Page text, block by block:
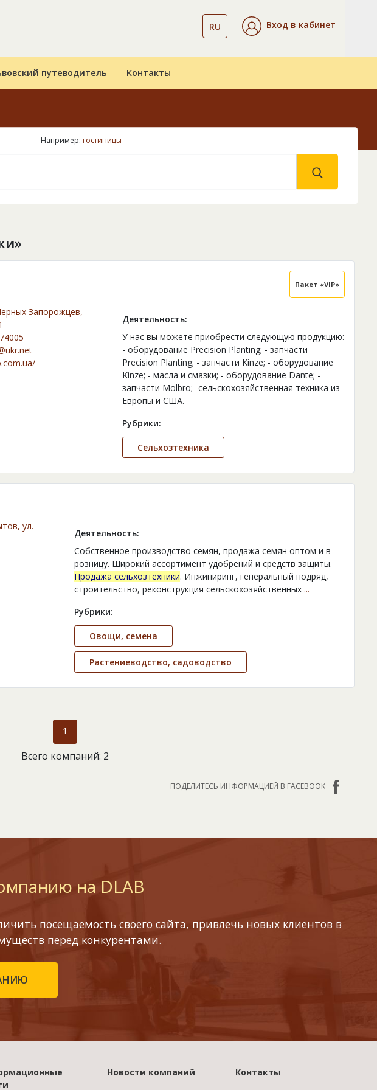
RU Вход в кабинет
путеводитель Контакты
Например: гостиницы
Пакет «VIP»
Запорожцев,
Деятельность:
У нас вы можете приобрести следующую продукцию:
- оборудование Precision Planting; - запчасти
Precision Planting; - запчасти Kinze; - оборудование
Kinze; - масла и смазки; - оборудование Dante; -
запчасти Molbro;- сельскохозяйственная техника из
Европы и США.
Рубрики:
Сельхозтехника
ул.
Деятельность:
Собственное производство семян, продажа семян оптом и в
розницу. Широкий ассортимент удобрений и средств защиты.
Продажа сельхозтехники. Инжиниринг, генеральный подряд,
строительство, реконструкция сельскохозяйственных ...
Рубрики:
Овощи, семена
Растениеводство, садоводство
1
Всего компаний: 2
ПОДЕЛИТЕСЬ ИНФОРМАЦИЕЙ В FACEBOOK
на DLAB
посещаемость своего сайта, привлечь новых клиентов в
перед конкурентами.
Новости компаний
Контакты